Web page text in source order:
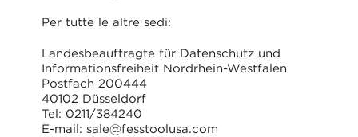
Per tutte le altre sedi:
Landesbeauftragte für Datenschutz und
Informationsfreiheit Nordrhein-Westfalen
Postfach 200444
40102 Düsseldorf
Tel: 0211/384240
E-mail: sale@fesstoolusa.com